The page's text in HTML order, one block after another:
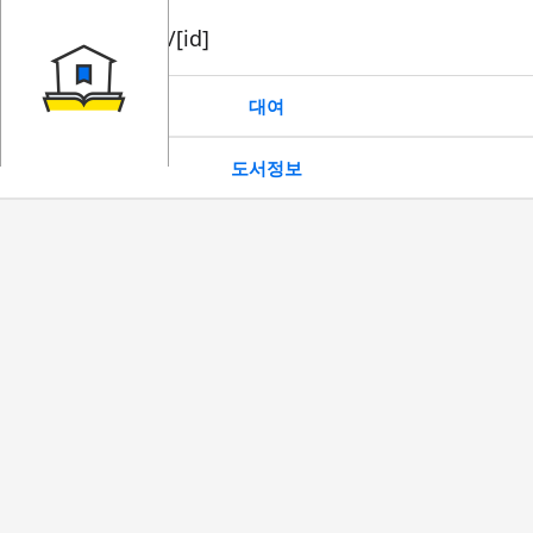
book/rent/[id]
대여
도서정보